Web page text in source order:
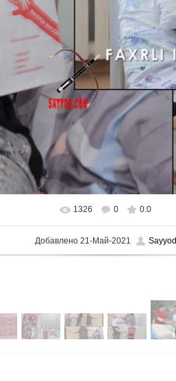
В реальном размере 1280x853
1326 0 0.0
Добавлено21-Май-2021 Sayyod